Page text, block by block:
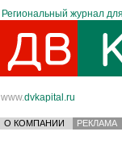
Региональный журнал
www.dvkapital.ru
О КОМПАНИИ РЕКЛАМА